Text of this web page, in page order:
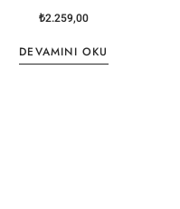
₺2.259,00
DEVAMINI OKU